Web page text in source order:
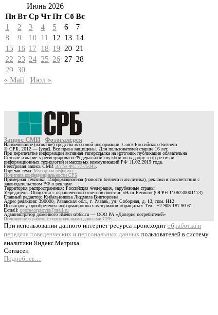
Июнь 2026
Пн Вт Ср Чт Пт Сб Вс
1
2 3 4 5 6
7
8
9 10 11 12 13 14
15 16 17 18 19 20 21
22
23 24 25 26 27 28
29 30
« Май
Июл »
Запрос СМИ Фотогалерея
Наименование (название) средства массовой информации: Союз Российского Бизнеса
© СРБ, 2012 — [year]. Все права защищены. Для пользователей старше 16 лет.
При перепечатке информации активная гиперссылка на источник публикации обязательна
Сетевое издание зарегистрировано Федеральной службой по надзору в сфере связи,
информационных технологий и массовых коммуникаций РФ 11.02.2019 года.
Реестровая запись СМИ Эл № ФС 77-75045
Горячая тема: Мусорная реформа
Политика конфиденциальности СРБ
Примерная тематика: Информационная (новости бизнеса и аналитика), реклама в соответствии с
законодательством РФ о рекламе
Территория распространения: Российская Федерация, зарубежные страны
Учредитель: Общество с ограниченной ответственностью «Наш Регион» (ОГРН 1106230001173)
Главный редактор: Кибальникова Людмила Викторовна
Адрес редакции: 390000, Рязанская обл., г. Рязань, ул. Соборная, д. 13, пом. Н12
По вопросу приобретения информационных материалов обращаться:Тел.: +7 905 187-90-61
E-mail:opora-torgsovet@mail.ru
Администратор доменного имени srb62.ru — ООО РА «Доверие потребителей»
Положение о работе с персональными данными СРБ
При использовании данного интернет-ресурса происходит обработка и
передача поведенческих и персональных данных пользователей в систему
аналитики Яндекс.Метрика
Согласен
Подробнее…